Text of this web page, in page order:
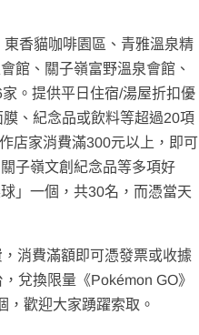
香貓咖啡園區、青雅溫泉精
館、關子嶺富野溫泉會館、
。提供平日住宿/湯屋折扣優
、紀念品或飲料等超過20項
店家消費滿300元以上，即可
子嶺文創紀念品等多項好
」一個，共30名，而憑當天
消費滿額即可憑發票或收據
兌換限量《Pokémon GO》
歡迎大家踴躍索取。